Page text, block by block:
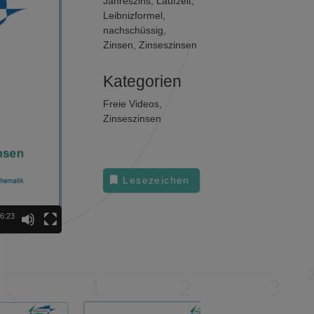
Leibnizformel,
nachschüssig,
Zinsen,Zinseszinsen
Kategorien
Freie Videos,
Zinseszinsen
Lesezeichen